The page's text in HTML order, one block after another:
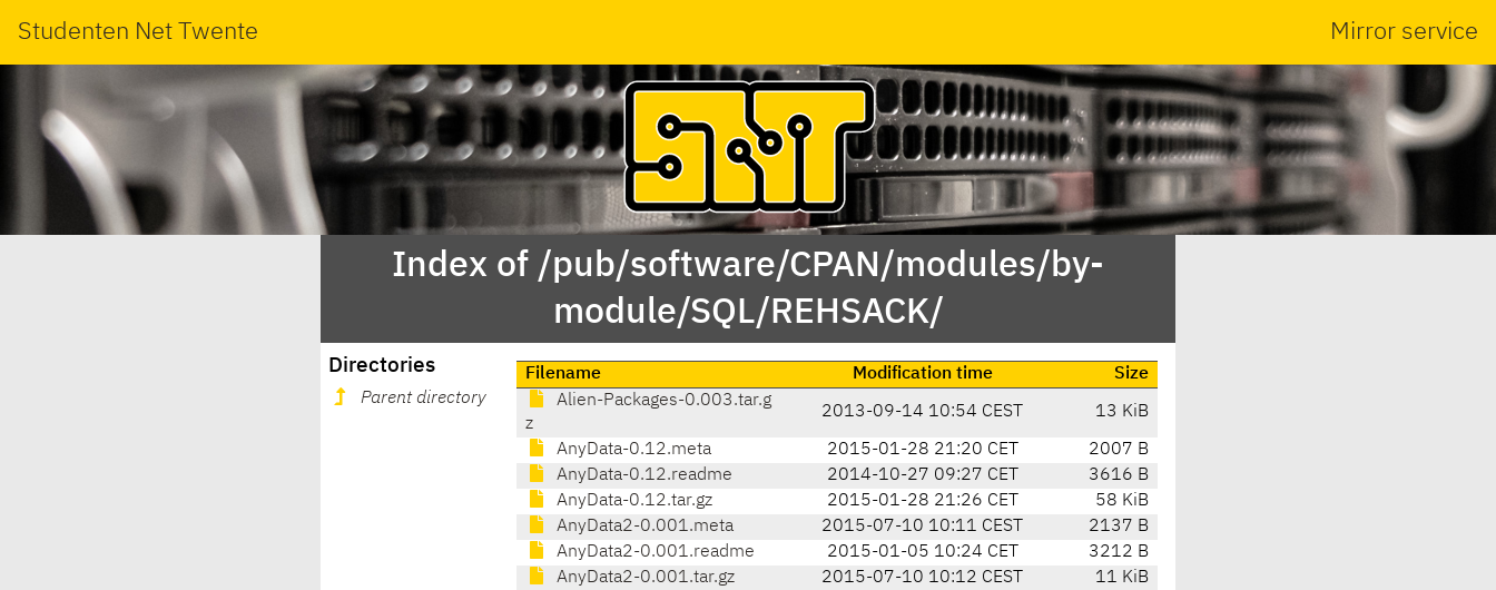
Studenten Net Twente Mirror service
Index of /pub/software/CPAN/modules/by-
module/SQL/REHSACK/
Directories
Parent directory
Filename Modification time
Size
Alien-Packages-0.003.tar.g
z
2013-09-14 10:54 CEST 13 KiB
AnyData-0.12.meta 2015-01-28 21:20 CET
2007 B
AnyData-0.12.readme
2014-10-27 09:27 CET
3616 B
AnyData-0.12.tar.gz
2015-01-28 21:26 CET
58 KiB
AnyData2-0.001.meta
2015-07-10 10:11 CEST
2137 B
AnyData2-0.001.readme
2015-01-05 10:24 CET
3212 B
AnyData2-0.001.tar.gz
2015-07-10 10:12 CEST
11 KiB